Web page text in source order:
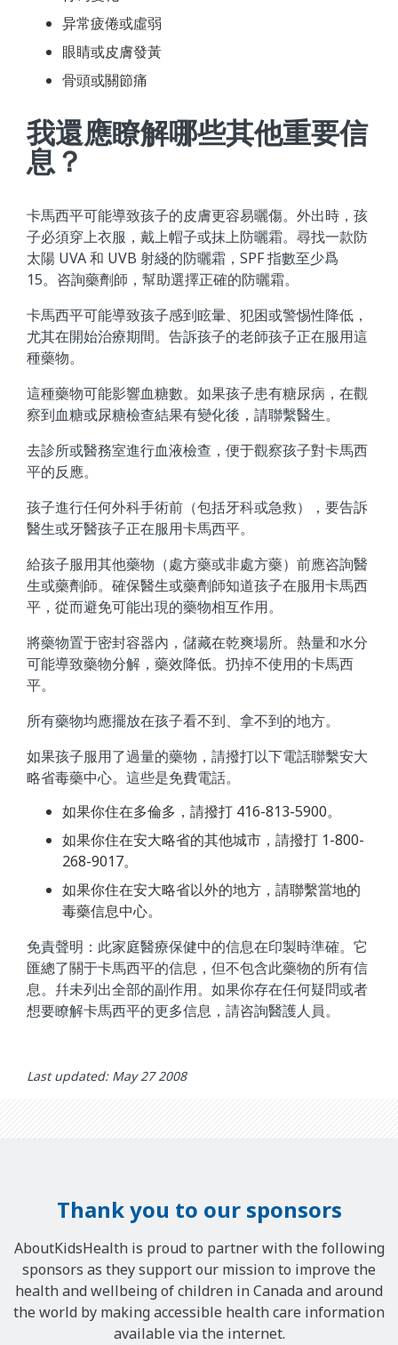
异常疲倦或虛弱
眼睛或皮膚發黃
骨頭或關節痛
我還應瞭解哪些其他重要信
息？
卡馬西平可能導致孩子的皮膚更容易曬傷。外出時，孩
子必須穿上衣服，戴上帽子或抹上防曬霜。尋找一款防
太陽 UVA 和 UVB 射綫的防曬霜，SPF 指數至少爲
15。咨詢藥劑師，幫助選擇正確的防曬霜。
卡馬西平可能導致孩子感到眩暈、犯困或警惕性降低，
尤其在開始治療期間。告訴孩子的老師孩子正在服用這
種藥物。
這種藥物可能影響血糖數。如果孩子患有糖尿病，在觀
察到血糖或尿糖檢查結果有變化後，請聯繫醫生。
去診所或醫務室進行血液檢查，便于觀察孩子對卡馬西
平的反應。
孩子進行任何外科手術前（包括牙科或急救），要告訴
醫生或牙醫孩子正在服用卡馬西平。
給孩子服用其他藥物（處方藥或非處方藥）前應咨詢醫
生或藥劑師。確保醫生或藥劑師知道孩子在服用卡馬西
平，從而避免可能出現的藥物相互作用。
將藥物置于密封容器內，儲藏在乾爽場所。熱量和水分
可能導致藥物分解，藥效降低。扔掉不使用的卡馬西
平。
所有藥物均應擺放在孩子看不到、拿不到的地方。
如果孩子服用了過量的藥物，請撥打以下電話聯繫安大
略省毒藥中心。這些是免費電話。
如果你住在多倫多，請撥打 416-813-5900。
如果你住在安大略省的其他城市，請撥打 1-800-
268-9017。
如果你住在安大略省以外的地方，請聯繫當地的
毒藥信息中心。
免責聲明：此家庭醫療保健中的信息在印製時準確。它
匯總了關于卡馬西平的信息，但不包含此藥物的所有信
息。幷未列出全部的副作用。如果你存在任何疑問或者
想要瞭解卡馬西平的更多信息，請咨詢醫護人員。
Last updated: May 27 2008
Thank you to our sponsors
AboutKidsHealth is proud to partner with the following
sponsors as they support our mission to improve the
health and wellbeing of children in Canada and around
the world by making accessible health care information
available via the internet.